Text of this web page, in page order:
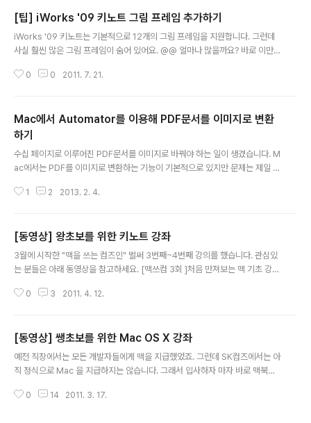
[팁] iWorks '09 키노트 그림 프레임 추가하기
iWorks '09 키노트는 기본적으로 12개의 그림 프레임을 지원합니다. 그런데
사실 훨씬 많은 그림 프레임이 숨어 있어요. @@ 얼마나 많을까요? 바로 이만
Work '09/Frameworks/SFRendering.framework/Versions/A/Res
사용 해 보아요. 1. 키노트의 그림 프레임 정보 파일을 열어요. /Applications/i
Work '09/Keynote.app/Contents/Resources/BGGraphicInsp..
0 0 2011. 7. 21.
Mac에서 Automator를 이용해 PDF문서를 이미지로 변환
하기
수십 페이지로 이루어진 PDF문서를 이미지로 바꿔야 하는 일이 생겼습니다. M
ac에서는 PDF를 이미지로 변환하는 기능이 기본적으로 있지만 문제는 제일 앞
니다. 오토메이터는 맥 OS X에 기본으로 포함된 스크립트 실행 어플입니다. 단
or를 실행합니다. 2. 응용 프로그램을 새로 만듭니다. 3. 'PDF 페이지를 이미지
로 렌더링'을 선택합니다. 4. 'Finder 항목 이름 변경'을 선택하면 다음 2가지
가 함께 추가됩니다. - Finder 항목 복사하기, 연속만들기..
1 2 2013. 2. 4.
[동영상] 왕초보를 위한 키노트 강좌
3월에 시작한 "맥을 쓰는 컴즈인" 벌써 3번째~4번째 강의를 했습니다. 관심있
는 분들은 아래 동영상을 참고하세요. [맥쓰컴 3회 ]처음 만져보는 맥 기초 강좌
노트 입문 http://www.youtube.com/watch?v=ikj6tdQoOlU 키노트 입
요~
0 3 2011. 4. 12.
[동영상] 쌩초보를 위한 Mac OS X 강좌
예전 직장에서는 모든 개발자들에게 맥을 지급했었죠. 그런데 SK컴즈에서는 아
직 정식으로 Mac 을 지급하지는 않습니다. 그래서 입사하자 마자 바로 맥북프
OS X 만의 특징을 이해하고 적응하는데 어려움이 있는 것 같더군요. 그래서 동
0 14 2011. 3. 17.